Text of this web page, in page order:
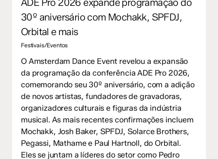
ADE Pro 2026 expande programação do
30º aniversário com Mochakk, SPFDJ,
Orbital e mais
Festivais/Eventos
O Amsterdam Dance Event revelou a expansão
da programação da conferência ADE Pro 2026,
comemorando seu 30º aniversário, com a adição
de novos artistas, fundadores de gravadoras,
organizadores culturais e figuras da indústria
musical. As mais recentes confirmações incluem
Mochakk, Josh Baker, SPFDJ, Solarce Brothers,
Pegassi, Mathame e Paul Hartnoll, do Orbital.
Eles se juntam a líderes do setor como Pedro